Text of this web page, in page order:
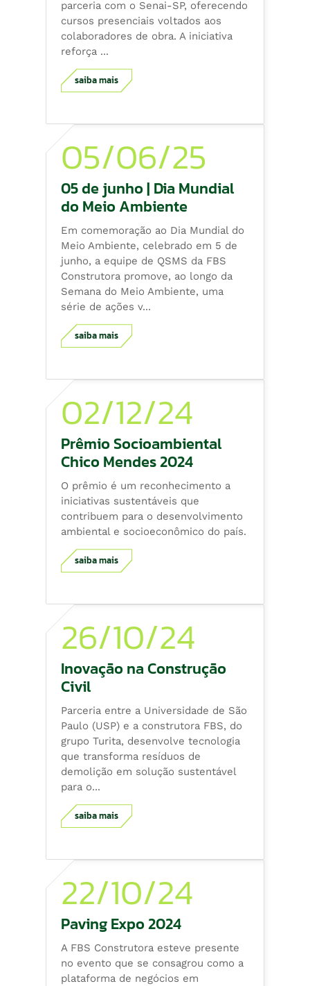
parceria com o Senai-SP, oferecendo
cursos presenciais voltados aos
colaboradores de obra. A iniciativa
reforça ...
saiba mais
05/06/25
05 de junho | Dia Mundial
do Meio Ambiente
Em comemoração ao Dia Mundial do
Meio Ambiente, celebrado em 5 de
junho, a equipe de QSMS da FBS
Construtora promove, ao longo da
Semana do Meio Ambiente, uma
série de ações v...
saiba mais
02/12/24
Prêmio Socioambiental
Chico Mendes 2024
O prêmio é um reconhecimento a
iniciativas sustentáveis que
contribuem para o desenvolvimento
ambiental e socioeconômico do país.
saiba mais
26/10/24
Inovação na Construção
Civil
Parceria entre a Universidade de São
Paulo (USP) e a construtora FBS, do
grupo Turita, desenvolve tecnologia
que transforma resíduos de
demolição em solução sustentável
para o...
saiba mais
22/10/24
Paving Expo 2024
A FBS Construtora esteve presente
no evento que se consagrou como a
plataforma de negócios em